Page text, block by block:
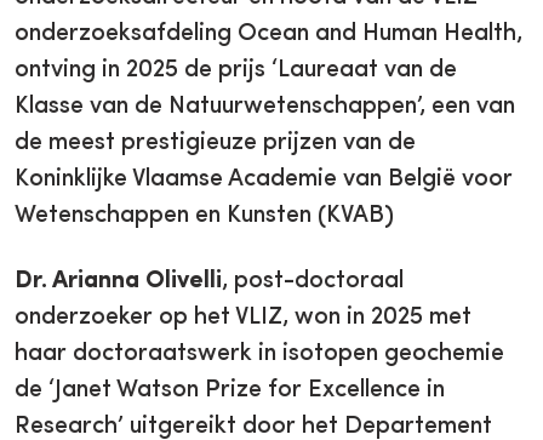
onderzoeksafdeling Ocean and Human Health,
ontving in 2025 de prijs ‘Laureaat van de
Klasse van de Natuurwetenschappen’, een van
de meest prestigieuze prijzen van de
Koninklijke Vlaamse Academie van België voor
Wetenschappen en Kunsten (KVAB)
Dr. Arianna Olivelli, post-doctoraal
onderzoeker op het VLIZ, won in 2025 met
haar doctoraatswerk in isotopen geochemie
de ‘Janet Watson Prize for Excellence in
Research’ uitgereikt door het Departement